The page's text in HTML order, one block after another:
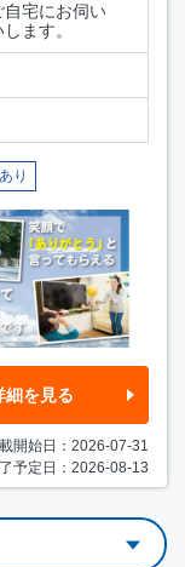
自宅にお伺い
ます。
り
細を見る
開始日：2026-07-31
予定日：2026-08-13